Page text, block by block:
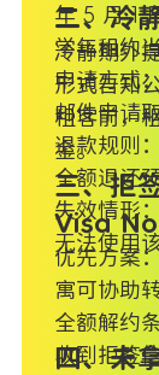
年 5 月 1
学年租约
申请方式
邮件申请
退款规则
全额退还
失效情形
无法使用
二、冷
冷静期外
形式告知
租客前，
金。
三、拒
Visa
优先方案
寓可协助
全额解约
收到拒签
四、未